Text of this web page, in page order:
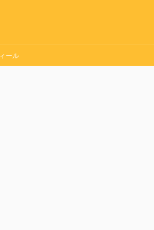
ール